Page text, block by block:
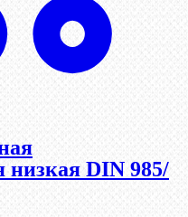
низкая DIN 985/